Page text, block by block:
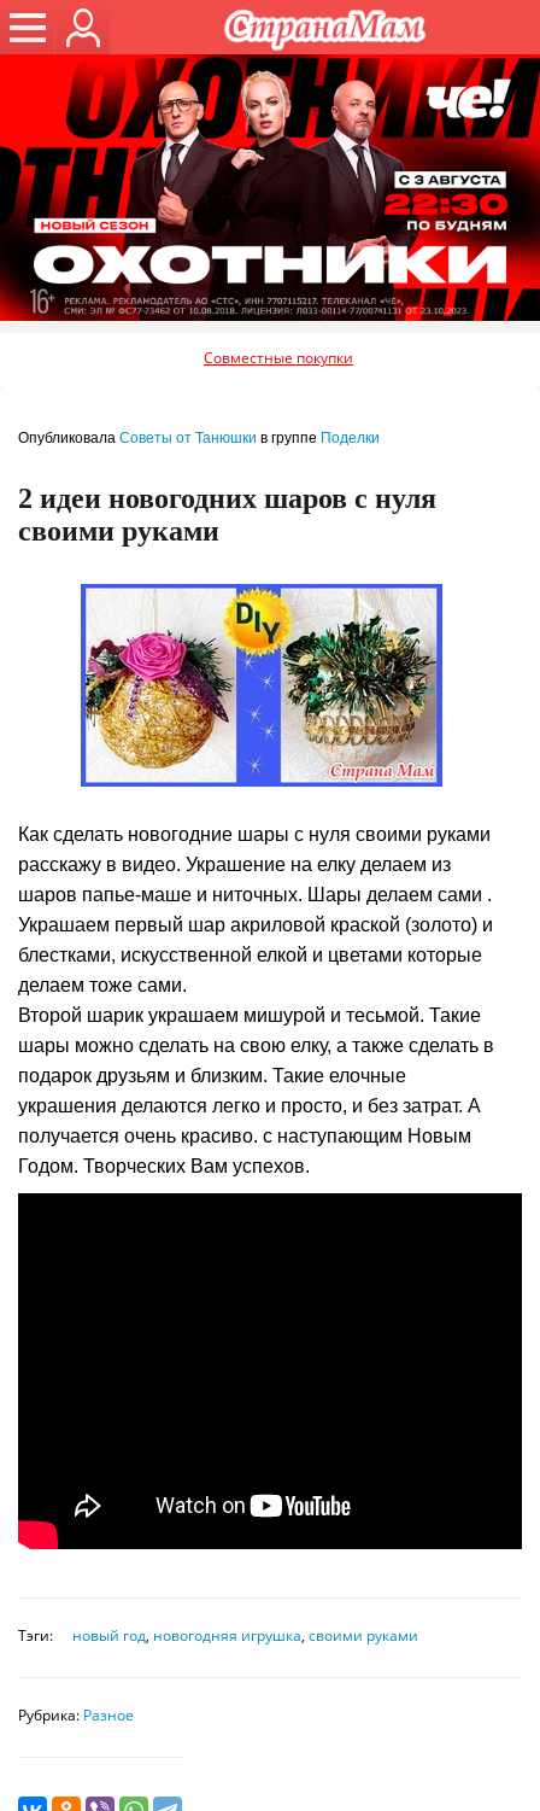
Совместные покупки
Опубликовала Советы от Танюшки в группе Поделки
2 идеи новогодних шаров с нуля
своими руками
Как сделать новогодние шары с нуля своими руками
расскажу в видео. Украшение на елку делаем из
шаров папье-маше и ниточных. Шары делаем сами .
Украшаем первый шар акриловой краской (золото) и
блестками, искусственной елкой и цветами которые
делаем тоже сами.
Второй шарик украшаем мишурой и тесьмой. Такие
шары можно сделать на свою елку, а также сделать в
подарок друзьям и близким. Такие елочные
украшения делаются легко и просто, и без затрат. А
получается очень красиво. с наступающим Новым
Годом. Творческих Вам успехов.
Тэги: новый год, новогодняя игрушка, своими руками
Рубрика: Разное